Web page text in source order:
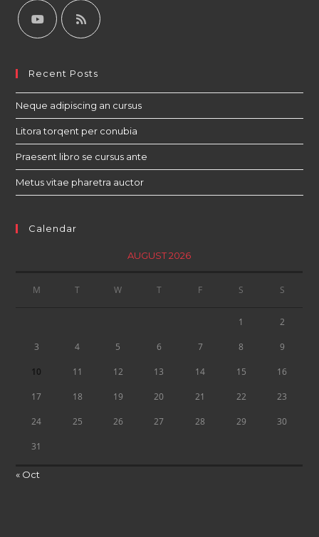
Recent Posts
Neque adipiscing an cursus
Litora torqent per conubia
Praesent libro se cursus ante
Metus vitae pharetra auctor
Calendar
AUGUST 2026
M T W T F S S
1 2
3 4 5 6 7 8 9
10 11 12 13 14 15 16
17 18 19 20 21 22 23
24 25 26 27 28 29 30
31
« Oct